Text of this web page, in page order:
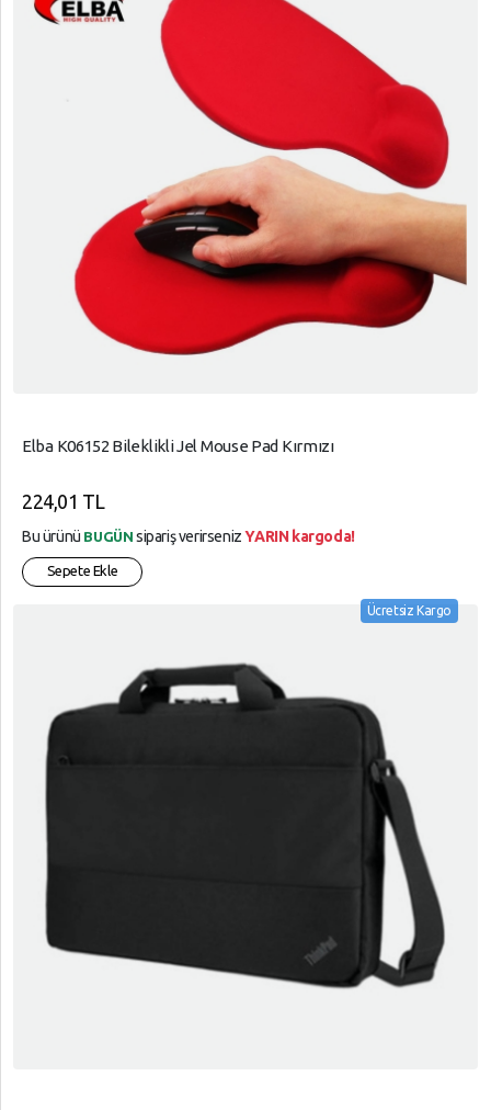
Elba K06152 Bileklikli Jel Mouse Pad Kırmızı
224,01 TL
Bu ürünü BUGÜN sipariş verirsenizYARIN kargoda!
Sepete Ekle
Ücretsiz Kargo